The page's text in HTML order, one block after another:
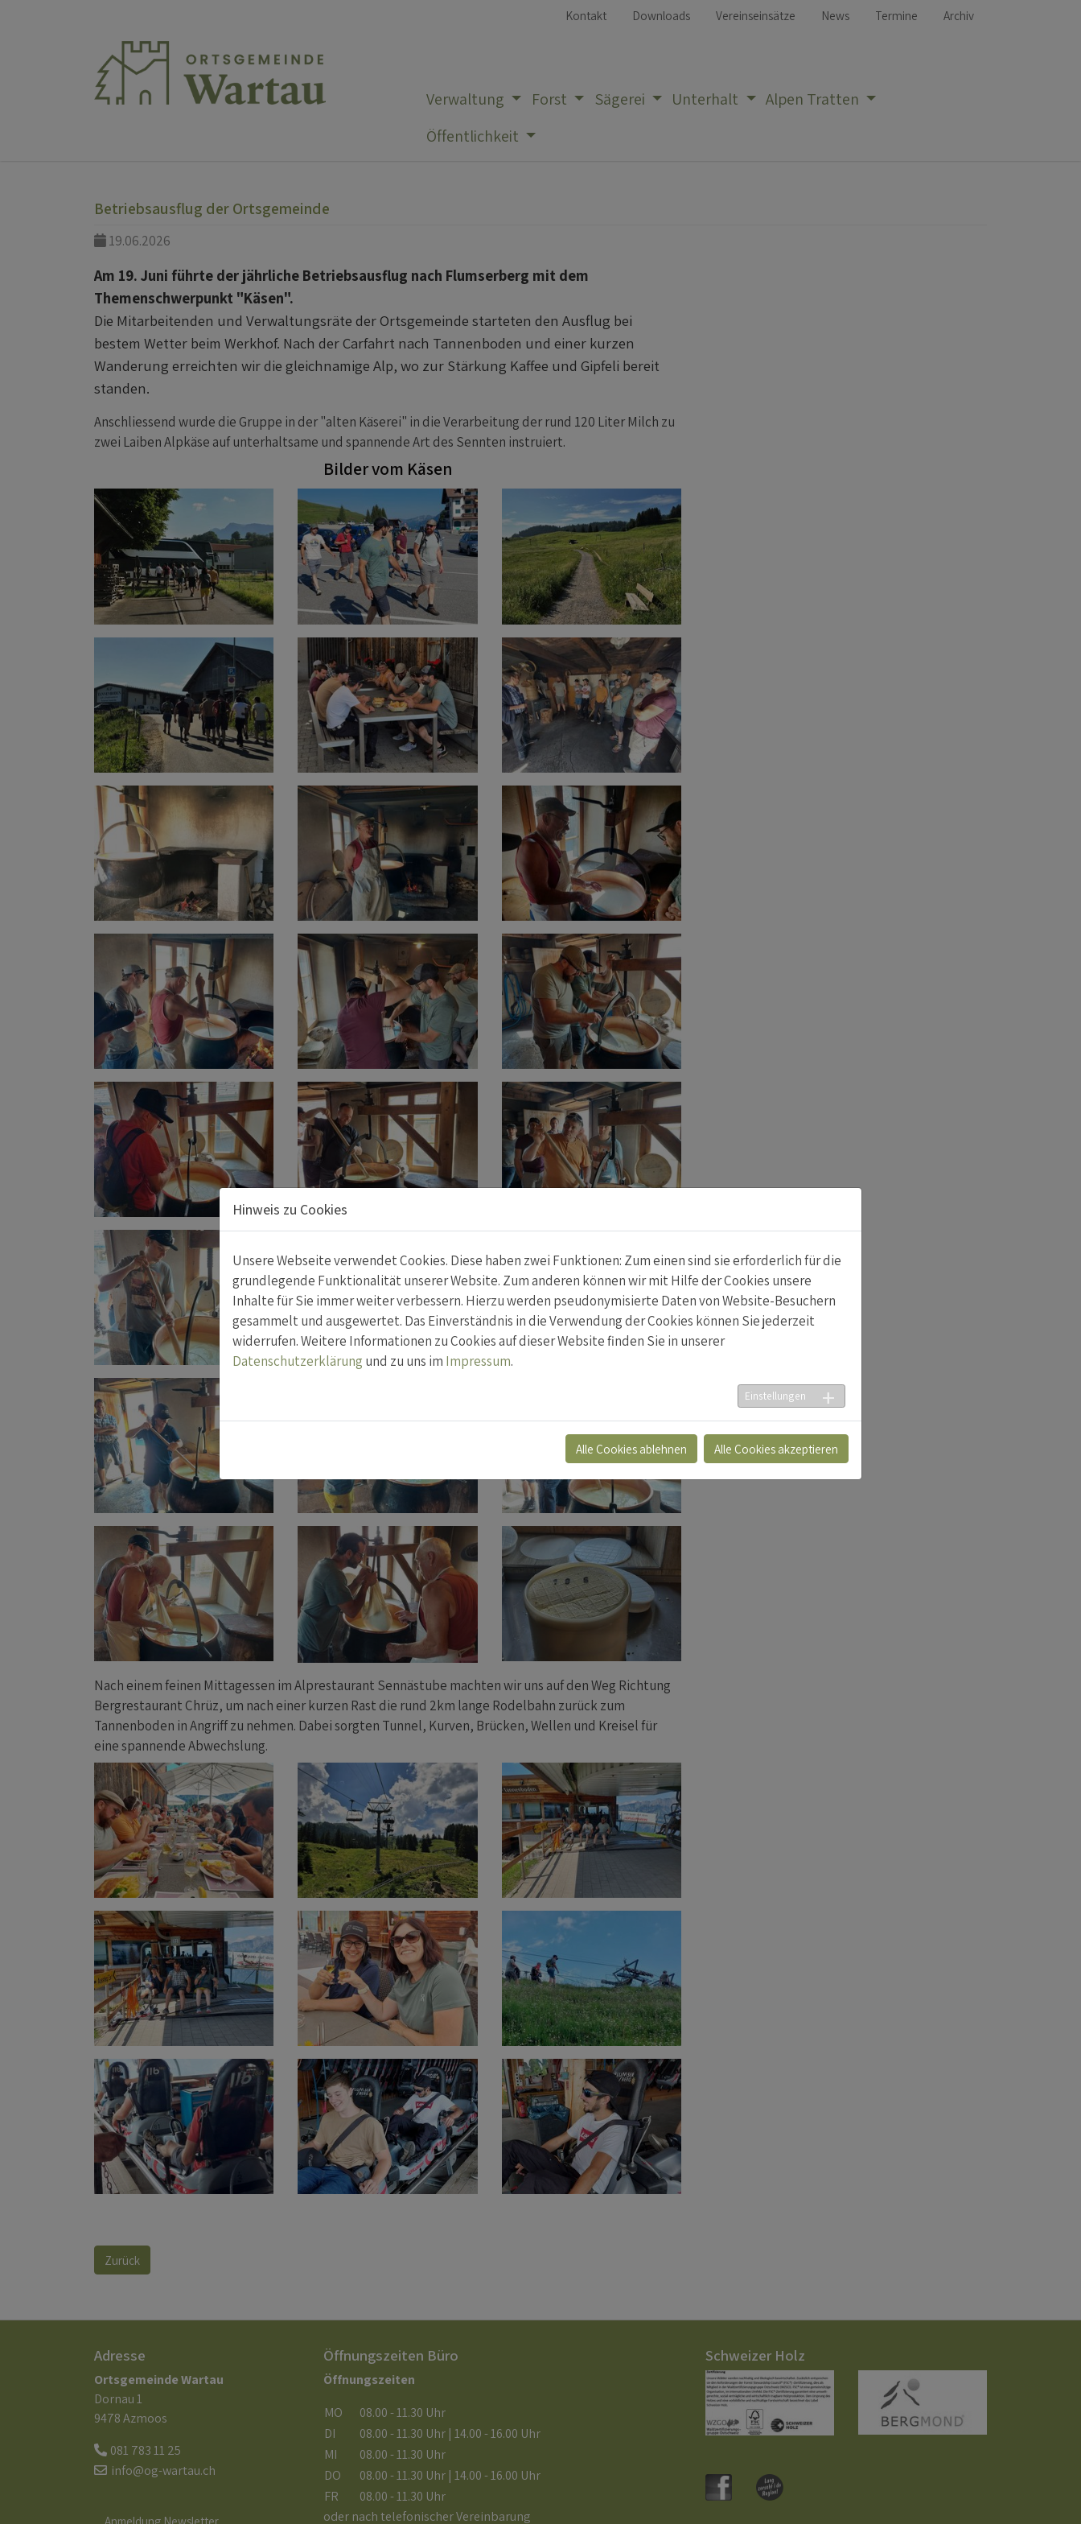
Kontakt Downloads Vereinseinsätze News Termine Archiv
Verwaltung Forst Sägerei Unterhalt
Alpen Tratten
Öffentlichkeit
Betriebsausflug der Ortsgemeinde
19.06.2026
Am 19. Juni führte der jährliche Betriebsausflug nach Flumserberg mit dem
Themenschwerpunkt "Käsen".
Die Mitarbeitenden und Verwaltungsräte der Ortsgemeinde starteten den Ausflug bei
bestem Wetter beim Werkhof. Nach der Carfahrt nach Tannenboden und einer kurzen
Wanderung erreichten wir die gleichnamige Alp, wo zur Stärkung Kaffee und Gipfeli bereit
standen.
Anschliessend wurde die Gruppe in der "alten Käserei" in die Verarbeitung der rund 120 Liter Milch zu
zwei Laiben Alpkäse auf unterhaltsame und spannende Art des Sennten instruiert.
Bilder vom Käsen
Nach einem feinen Mittagessen im Alprestaurant Sennästube machten wir uns auf den Weg Richtung
Bergrestaurant Chrüz, um nach einer kurzen Rast die rund 2km lange Rodelbahn zurück zum
Tannenboden in Angriff zu nehmen. Dabei sorgten Tunnel, Kurven, Brücken, Wellen und Kreisel für
eine spannende Abwechslung.
Zurück
Adresse
Ortsgemeinde Wartau
Dornau 1
9478 Azmoos
081 783 11 25
info@og-wartau.ch
Öffnungszeiten Büro
Öffnungszeiten
MO
08.00 - 11.30 Uhr
DI
08.00 - 11.30 Uhr | 14.00 - 16.00 Uhr
MI
08.00 - 11.30 Uhr
DO
08.00 - 11.30 Uhr | 14.00 - 16.00 Uhr
FR
08.00 - 11.30 Uhr
oder nach telefonischer Vereinbarung
Schweizer Holz
Hinweis zu Cookies
Unsere Webseite verwendet Cookies. Diese haben zwei Funktionen: Zum einen sind sie erforderlich für die
grundlegende Funktionalität unserer Website. Zum anderen können wir mit Hilfe der Cookies unsere
Inhalte für Sie immer weiter verbessern. Hierzu werden pseudonymisierte Daten von Website-Besuchern
gesammelt und ausgewertet. Das Einverständnis in die Verwendung der Cookies können Sie jederzeit
widerrufen. Weitere Informationen zu Cookies auf dieser Website finden Sie in unserer
Datenschutzerklärung und zu uns im Impressum.
Einstellungen
Alle Cookies ablehnen Alle Cookies akzeptieren